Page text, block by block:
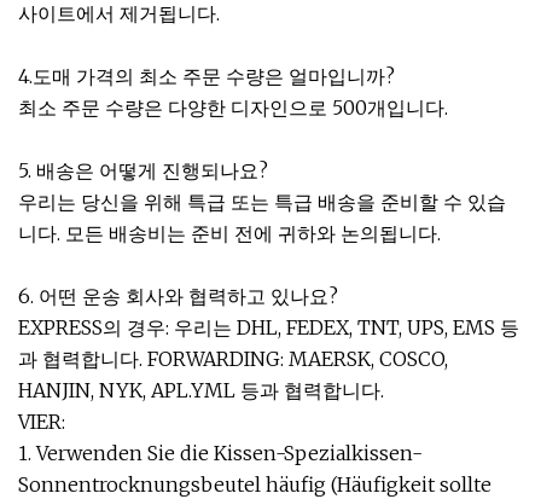
사이트에서 제거됩니다.
4.도매 가격의 최소 주문 수량은 얼마입니까?
최소 주문 수량은 다양한 디자인으로 500개입니다.
5. 배송은 어떻게 진행되나요?
우리는 당신을 위해 특급 또는 특급 배송을 준비할 수 있습
니다. 모든 배송비는 준비 전에 귀하와 논의됩니다.
6. 어떤 운송 회사와 협력하고 있나요?
EXPRESS의 경우: 우리는 DHL, FEDEX, TNT, UPS, EMS 등
과 협력합니다. FORWARDING: MAERSK, COSCO,
HANJIN, NYK, APL.YML 등과 협력합니다.
VIER:
1. Verwenden Sie die Kissen-Spezialkissen-
Sonnentrocknungsbeutel häufig (Häufigkeit sollte